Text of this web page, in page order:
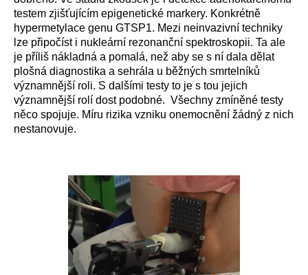
testem zjišťujícím epigenetické markery. Konkrétně
hypermetylace genu GTSP1. Mezi neinvazivní techniky
lze připočíst i nukleární rezonanční spektroskopii. Ta ale
je příliš nákladná a pomalá, než aby se s ní dala dělat
plošná diagnostika a sehrála u běžných smrtelníků
významnější roli. S dalšími testy to je s tou jejich
významnější rolí dost podobné. Všechny zmíněné testy
něco spojuje. Míru rizika vzniku onemocnění žádný z nich
nestanovuje.